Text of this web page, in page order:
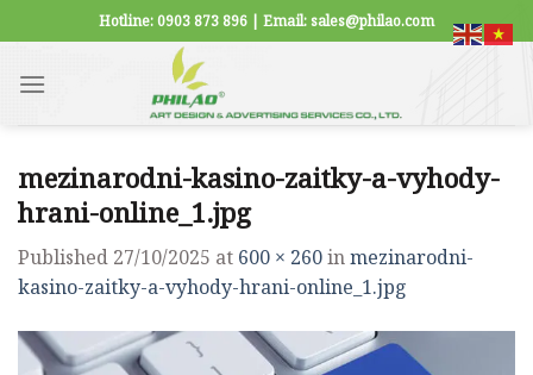
to
content
Hotline: 0903 873 896 | Email: sales@philao.com
mezinarodni-kasino-zaitky-a-vyhody-
hrani-online_1.jpg
Published 27/10/2025 at 600 × 260inmezinarodni-
kasino-zaitky-a-vyhody-hrani-online_1.jpg